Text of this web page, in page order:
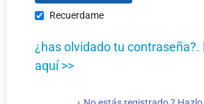
Recuerdame
¿has olvidado tu contraseña?.
aquí >>